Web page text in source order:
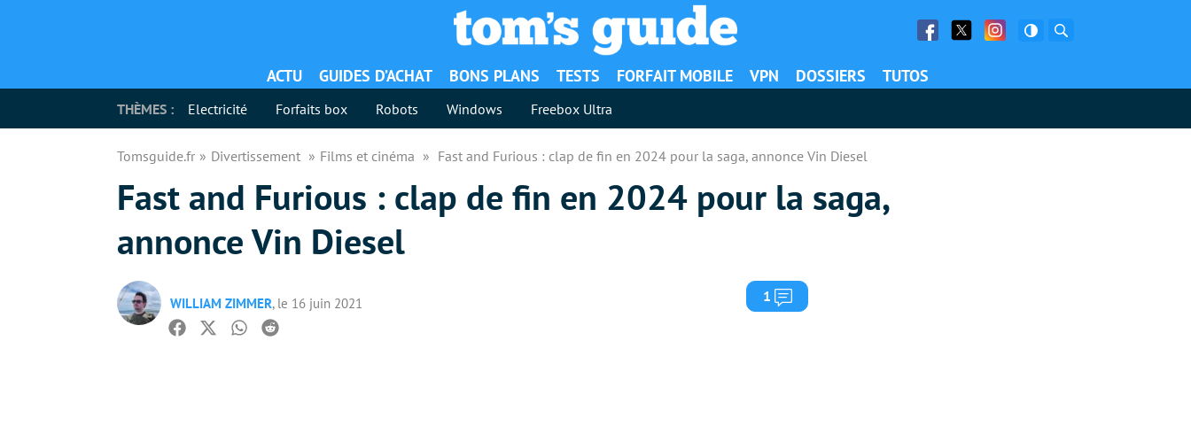
Facebook
Twitter Facebook
ACTU GUIDES D’ACHAT BONS PLANS TESTS FORFAIT MOBILE VPN DOSSIERS TUTOS
THÈMES : Electricité Forfaits box Robots Windows Freebox Ultra
Tomsguide.fr Divertissement Films et cinéma Fast and Furious : clap de fin en 2024 pour la saga, annonce Vin Diesel
Fast and Furious : clap de fin en 2024 pour la saga,
annonce Vin Diesel
WILLIAM ZIMMER, le 16 juin 2021 1 Commentaires
Facebook
TwitterWhatsapp
Reddit